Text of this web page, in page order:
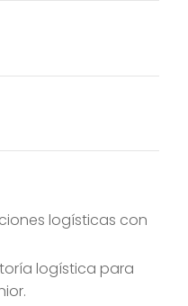
logísticas con
logística para